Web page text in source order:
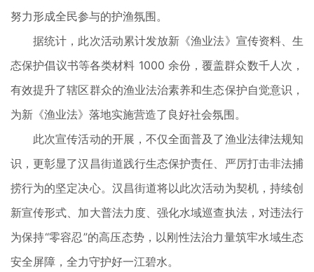
努力形成全民参与的护渔氛围。
据统计，此次活动累计发放新《渔业法》宣传资料、生
态保护倡议书等各类材料 1000 余份，覆盖群众数千人次，
有效提升了辖区群众的渔业法治素养和生态保护自觉意识，
为新《渔业法》落地实施营造了良好社会氛围。
此次宣传活动的开展，不仅全面普及了渔业法律法规知
识，更彰显了汉昌街道践行生态保护责任、严厉打击非法捕
捞行为的坚定决心。汉昌街道将以此次活动为契机，持续创
新宣传形式、加大普法力度、强化水域巡查执法，对违法行
为保持“零容忍”的高压态势，以刚性法治力量筑牢水域生态
安全屏障，全力守护好一江碧水。